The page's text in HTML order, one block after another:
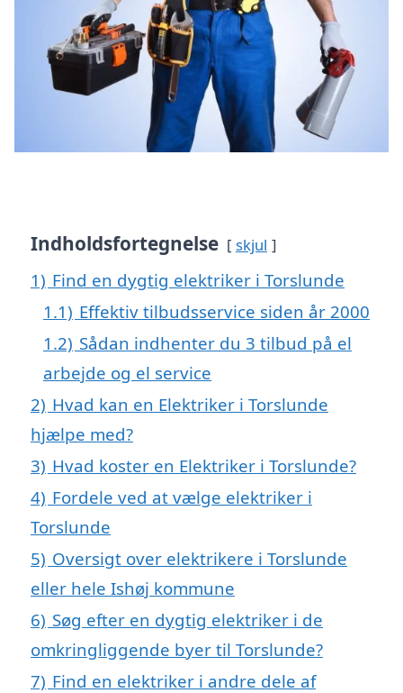
Indholdsfortegnelse skjul
1) Find en dygtig elektriker i Torslunde
1.1) Effektiv tilbudsservice siden år 2000
1.2) Sådan indhenter du 3 tilbud på el
arbejde og el service
2) Hvad kan en Elektriker i Torslunde
hjælpe med?
3) Hvad koster en Elektriker i Torslunde?
4) Fordele ved at vælge elektriker i
Torslunde
5) Oversigt over elektrikere i Torslunde
eller hele Ishøj kommune
6) Søg efter en dygtig elektriker i de
omkringliggende byer til Torslunde?
7) Find en elektriker i andre dele af